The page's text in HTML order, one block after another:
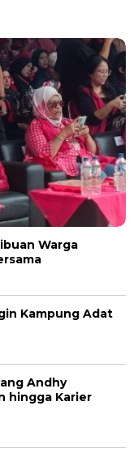
Warga
Kampung Adat
Andhy
hingga Karier